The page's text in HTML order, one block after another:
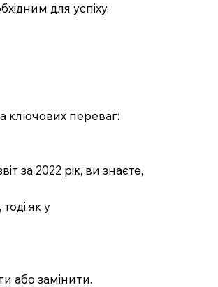
для успіху.
ключових переваг:
за 2022 рік, ви знаєте,
як у
або замінити.